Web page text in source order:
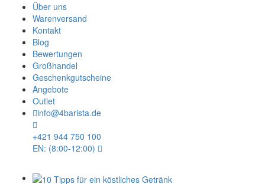
Über uns
Warenversand
Kontakt
Blog
Bewertungen
Großhandel
Geschenkgutscheine
Angebote
Outlet
info@4barista.de
+421 944 750 100
EN: (8:00-12:00)